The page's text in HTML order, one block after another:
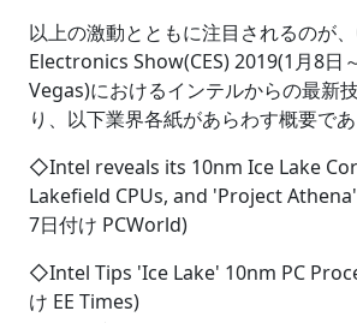
以上の激動とともに注目されるのが
Electronics Show(CES) 2019(1月8日
Vegas)におけるインテルからの最新
り、以下業界各紙があらわす概要であ
◇Intel reveals its 10nm Ice Lake
Lakefield CPUs, and 'Project
7日付け PCWorld)
◇Intel Tips 'Ice Lake' 10nm PC
け EE Times)